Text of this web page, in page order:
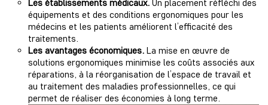
Les établissements médicaux. Un placement réfléchi des
équipements et des conditions ergonomiques pour les
médecins et les patients améliorent l’efficacité des
traitements.
Les avantages économiques. La mise en œuvre de
solutions ergonomiques minimise les coûts associés aux
réparations, à la réorganisation de l’espace de travail et
au traitement des maladies professionnelles, ce qui
permet de réaliser des économies à long terme.